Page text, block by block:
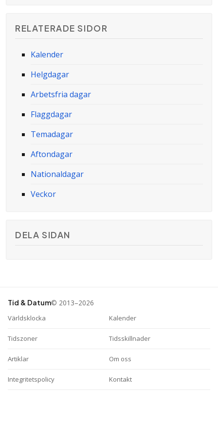
RELATERADE SIDOR
Kalender
Helgdagar
Arbetsfria dagar
Flaggdagar
Temadagar
Aftondagar
Nationaldagar
Veckor
DELA SIDAN
Tid & Datum© 2013–2026
Världsklocka Kalender
Tidszoner Tidsskillnader
Artiklar Om oss
Integritetspolicy Kontakt